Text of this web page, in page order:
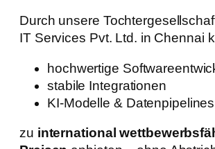
Durch unsere
IT Services Pvt. Ltd. in Chennai
hochwertige
stabile Integrationen
KI-Modelle & Datenpipelines
zu international